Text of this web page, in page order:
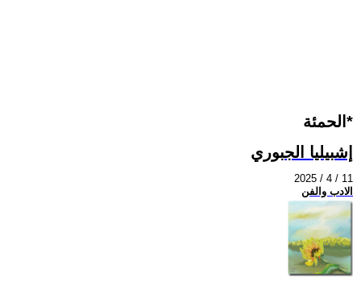
الحمئة*
إشبيليا الجبوري
2025 / 4 / 11
الادب والفن